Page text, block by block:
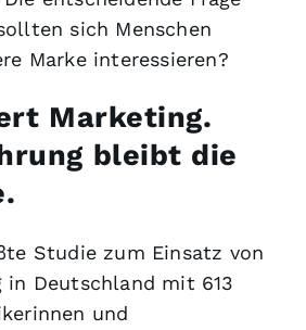
sich Menschen
Marke interessieren?
Marketing.
bleibt die
Studie zum Einsatz von
in Deutschland mit 613
und